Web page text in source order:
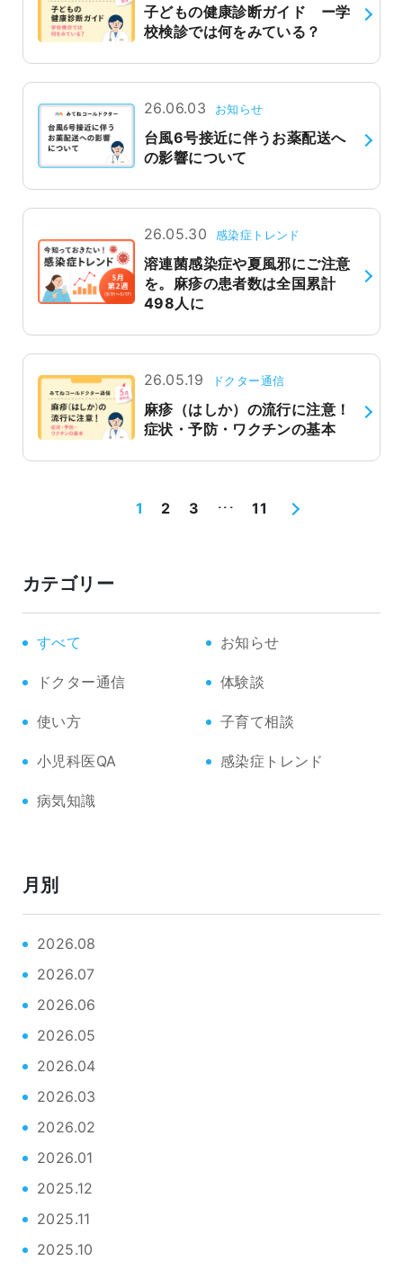
子どもの健康診断ガイド ー学
校検診では何をみている？
26.06.03 お知らせ
台風6号接近に伴うお薬配送へ
の影響について
26.05.30 感染症トレンド
溶連菌感染症や夏風邪にご注意
を。麻疹の患者数は全国累計
498人に
26.05.19 ドクター通信
麻疹（はしか）の流行に注意！
症状・予防・ワクチンの基本
1 2 3 ･･･ 11
カテゴリー
すべて お知らせ
ドクター通信 体験談
使い方 子育て相談
小児科医QA 感染症トレンド
病気知識
月別
2026.08
2026.07
2026.06
2026.05
2026.04
2026.03
2026.02
2026.01
2025.12
2025.11
2025.10